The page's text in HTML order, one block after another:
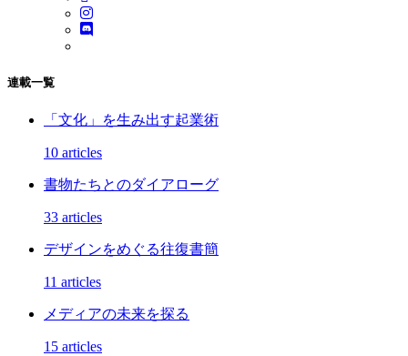
連載一覧
「文化」を生み出す起業術
10 articles
書物たちとのダイアローグ
33 articles
デザインをめぐる往復書簡
11 articles
メディアの未来を探る
15 articles